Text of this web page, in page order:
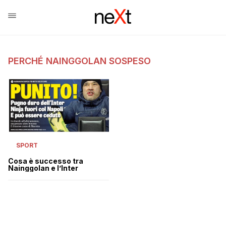
PERCHÉ NAINGGOLAN SOSPESO
SPORT
Cosa è successo tra
Nainggolan e l’Inter